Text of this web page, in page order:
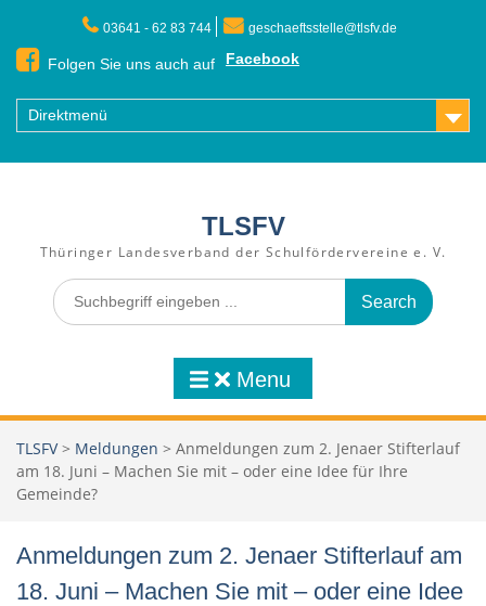
content
03641 - 62 83 744 geschaeftsstelle@tlsfv.de
Folgen Sie uns auch auf Facebook
Direktmenü
TLSFV
Thüringer Landesverband der Schulfördervereine e. V.
Search
for:
Menu
TLSFV> Meldungen > Anmeldungen zum 2. Jenaer Stifterlauf
am 18. Juni – Machen Sie mit – oder eine Idee für Ihre
Gemeinde?
Anmeldungen zum 2. Jenaer Stifterlauf am
18. Juni – Machen Sie mit – oder eine Idee